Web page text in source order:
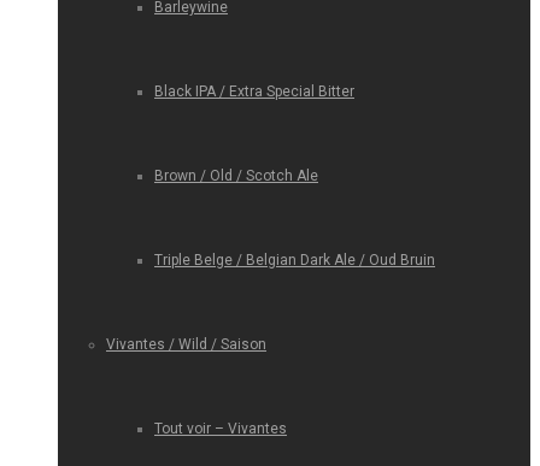
Barleywine
Black IPA / Extra Special Bitter
Brown / Old / Scotch Ale
Triple Belge / Belgian Dark Ale / Oud Bruin
Vivantes / Wild / Saison
Tout voir – Vivantes